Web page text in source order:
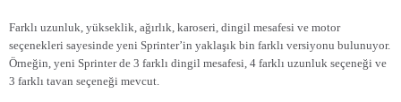
Farklı uzunluk, yükseklik, ağırlık, karoseri, dingil mesafesi ve motor
seçenekleri sayesinde yeni Sprinter’in yaklaşık bin farklı versiyonu bulunuyor.
Örneğin, yeni Sprinter de 3 farklı dingil mesafesi, 4 farklı uzunluk seçeneği ve
3 farklı tavan seçeneği mevcut.